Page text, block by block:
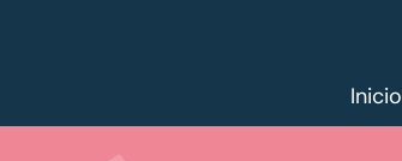
Inicio